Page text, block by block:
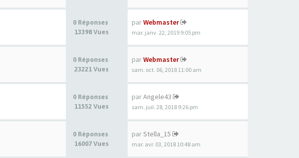
0 Réponses
13398 Vues
parWebmaster
mar. janv. 22, 2019 9:05 pm
0 Réponses
23221 Vues
parWebmaster
sam. oct. 06, 2018 11:00 am
0 Réponses
11552 Vues
parAngele43
sam. juil. 28, 2018 9:26 pm
0 Réponses
16007 Vues
parStella_15
mar. avr. 03, 2018 10:48 am